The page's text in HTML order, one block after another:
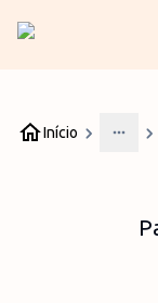
Início
More